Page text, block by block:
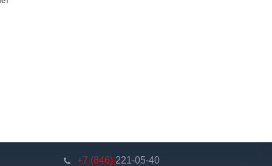
+7 (846) 221-05-40